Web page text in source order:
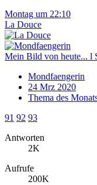
Montag um 22:10
La Douce
Mein Bild von heute... l
Mondfaengerin
24 Mrz 2020
Thema des
91 92 93
Antworten
2K
Aufrufe
200K